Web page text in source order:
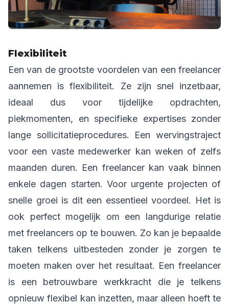
Flexibiliteit
Een van de grootste voordelen van een freelancer
aannemen is flexibiliteit. Ze zijn snel inzetbaar,
ideaal dus voor tijdelijke opdrachten,
piekmomenten, en specifieke expertises zonder
lange sollicitatieprocedures. Een wervingstraject
voor een vaste medewerker kan weken of zelfs
maanden duren. Een freelancer kan vaak binnen
enkele dagen starten. Voor urgente projecten of
snelle groei is dit een essentieel voordeel. Het is
ook perfect mogelijk om een langdurige relatie
met freelancers op te bouwen. Zo kan je bepaalde
taken telkens uitbesteden zonder je zorgen te
moeten maken over het resultaat. Een freelancer
is een betrouwbare werkkracht die je telkens
opnieuw flexibel kan inzetten, maar alleen hoeft te